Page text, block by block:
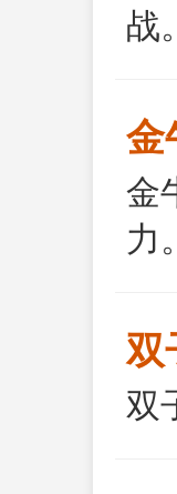
战。
金
金
力。
双
双